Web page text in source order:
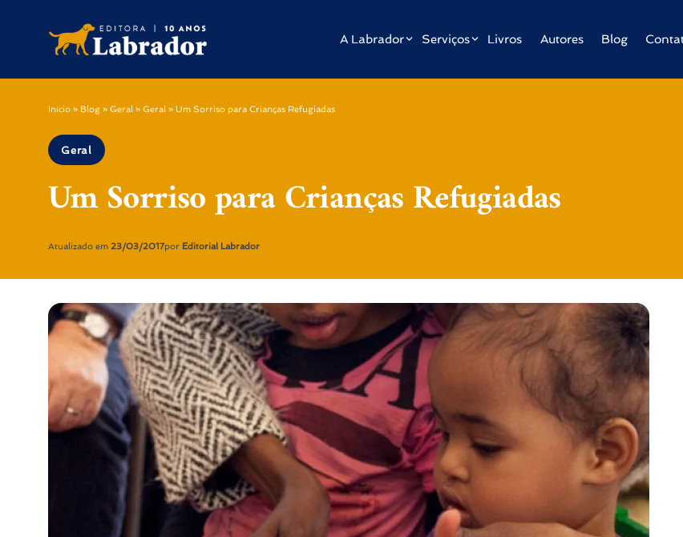
A Labrador Serviços Livros Autores Blog
Início » Blog » Geral » Geral » Um Sorriso para Crianças Refugiadas
Geral
Um Sorriso para Crianças Refugiadas
Atualizado em 23/03/2017por Editorial Labrador